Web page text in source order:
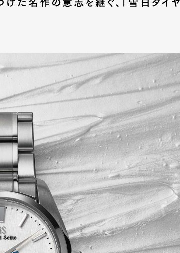
た名作の意志を継ぐ、「雪白ダイヤ